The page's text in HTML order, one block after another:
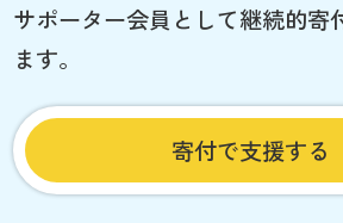
サポーター会員として継続的寄
ます。
寄付で支援する